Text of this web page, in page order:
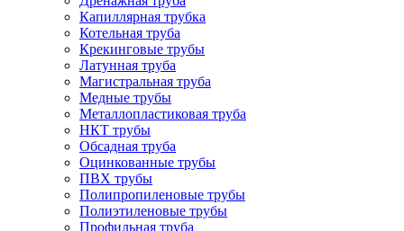
Капиллярная трубка
Котельная труба
Крекинговые трубы
Латунная труба
Магистральная труба
Медные трубы
Металлопластиковая труба
НКТ трубы
Обсадная труба
Оцинкованные трубы
ПВХ трубы
Полипропиленовые трубы
Полиэтиленовые трубы
Профильная труба